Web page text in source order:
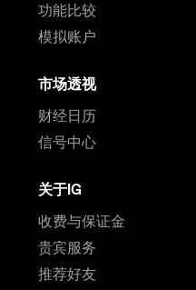
功能比较
模拟账户
市场透视
财经日历
信号中心
关于IG
收费与保证金
贵宾服务
推荐好友